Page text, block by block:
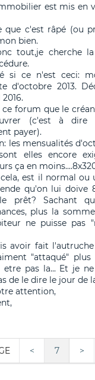
est mis en
que c'est râpé (ou
bien.
tout,je cherche
si ce n'est ceci:
d'octobre 2013.
forum que le
(c'est à dire
payer).
les mensualités
elles encore
ça en
est il normal ou
qu'on lui doive
le prêt? Sachant
plus la
ne puisse pas
avoir fait
"attaqué"
etre pas la... Et je
de le dire le jour de
attention,
< 7 >